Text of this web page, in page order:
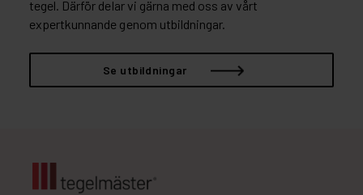
tegel. Därför delar vi gärna med oss av vårt
expertkunnande genom utbildningar.
Se utbildningar